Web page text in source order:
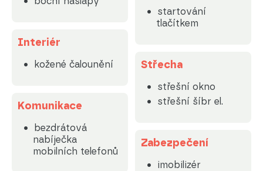
Interiér
kožené čalounění
Komunikace
bezdrátová
nabíječka
mobilních telefonů
startování
tlačítkem
Střecha
střešní okno
střešní šíbr el.
Zabezpečení
imobilizér